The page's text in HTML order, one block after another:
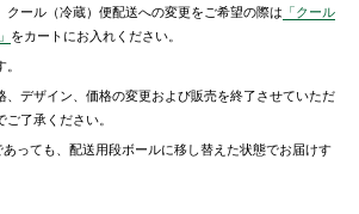
クール（冷蔵）便配送への変更をご希望の際は 「クール
をカートにお入れください。
、デザイン、価格の変更および販売を終了させていただ
ご了承ください。
っても、配送用段ボールに移し替えた状態でお届けす